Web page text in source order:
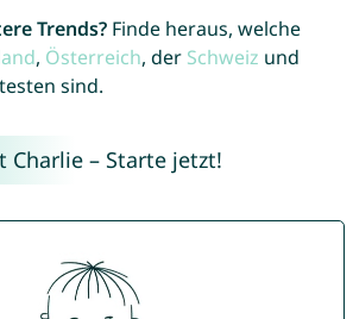
Trends?Finde heraus, welche
, Österreich, der Schweiz und
sind.
Charlie – Starte jetzt!